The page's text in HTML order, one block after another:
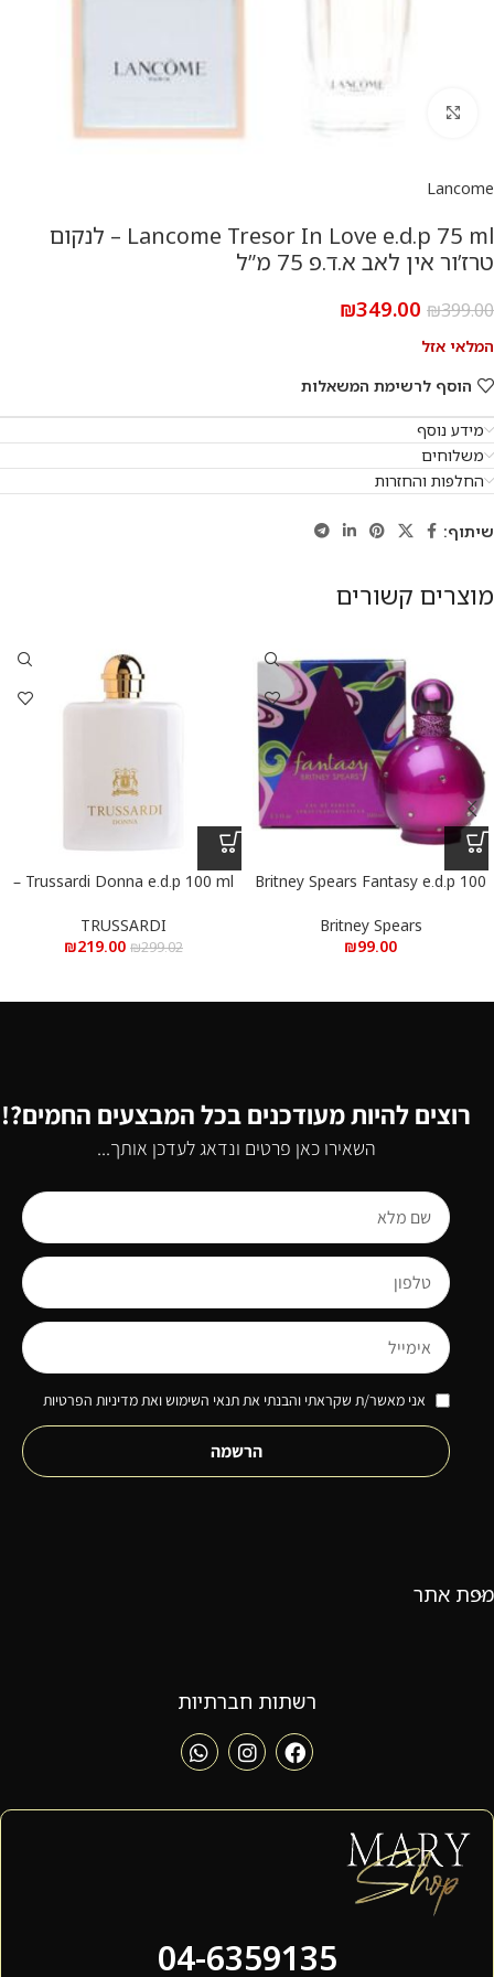
Lancome
Lancome Tresor In Love e.d.p 75 ml – לנקום
טרז’ור אין לאב א.ד.פ 75 מ”ל
₪399.00
₪349.00
המלאי אזל
הוסף לרשימת המשאלות
מידע נוסף
משלוחים
החלפות והחזרות
שיתוף:
מוצרים קשורים
Britney Spears Fantasy e.d.p 100
מ”ל
Britney Spears
₪99.00
Trussardi Donna e.d.p 100 ml –
TRUSSARDI
₪299.02
₪219.00
רוצים להיות מעודכנים בכל המבצעים החמים?!
השאירו כאן פרטים ונדאג לעדכן אותך...
אני מאשר/ת שקראתי והבנתי את תנאי השימוש ואת מדיניות הפרטיות
הרשמה
מפת אתר
רשתות חברתיות
04-6359135